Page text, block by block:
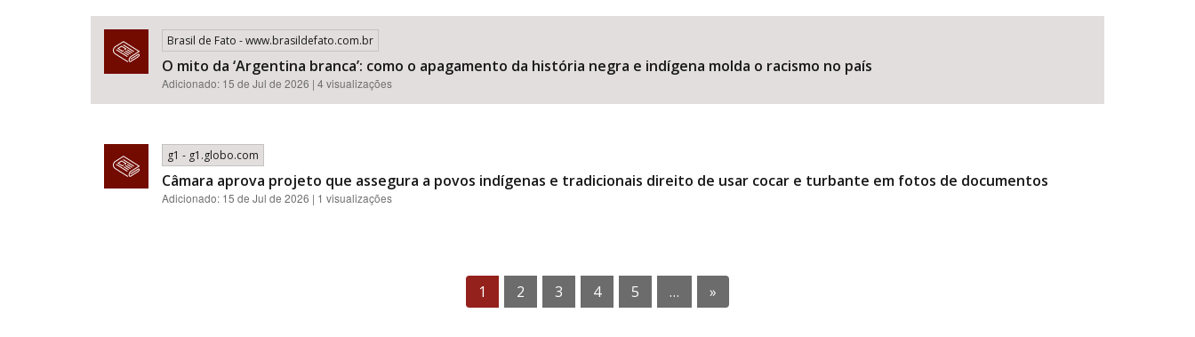
Brasil de Fato - www.brasildefato.com.br
O mito da ‘Argentina branca’: como o apagamento da história negra e indígena molda o racismo no país
Adicionado: 15 de Jul de 2026 | 4 visualizações
g1 - g1.globo.com
Câmara aprova projeto que assegura a povos indígenas e tradicionais direito de usar cocar e turbante em fotos de documentos
Adicionado: 15 de Jul de 2026 | 1 visualizações
1 2 3 4 5 … »